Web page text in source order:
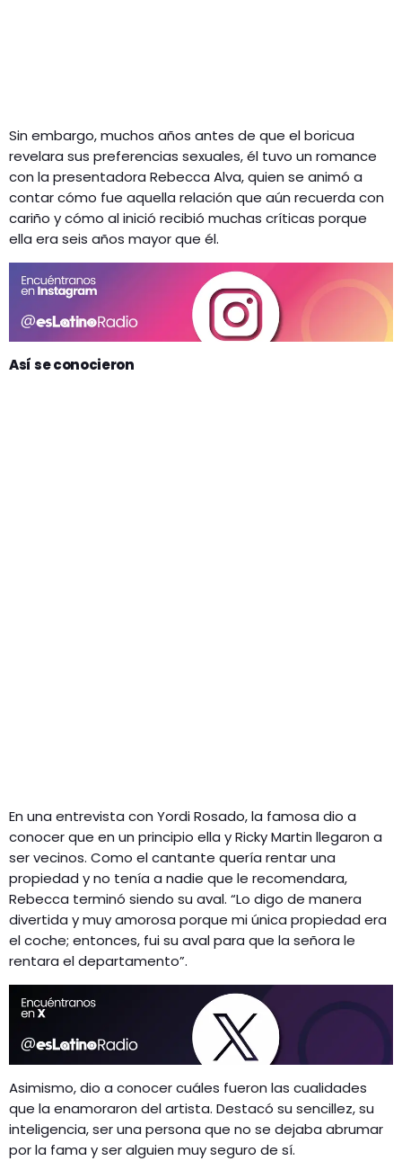
Sin embargo, muchos años antes de que el boricua
revelara sus preferencias sexuales, él tuvo un romance
con la presentadora Rebecca Alva, quien se animó a
contar cómo fue aquella relación que aún recuerda con
cariño y cómo al inició recibió muchas críticas porque
ella era seis años mayor que él.
Así se conocieron
En una entrevista con Yordi Rosado, la famosa dio a
conocer que en un principio ella y Ricky Martin llegaron a
ser vecinos. Como el cantante quería rentar una
propiedad y no tenía a nadie que le recomendara,
Rebecca terminó siendo su aval. “Lo digo de manera
divertida y muy amorosa porque mi única propiedad era
el coche; entonces, fui su aval para que la señora le
rentara el departamento”.
Asimismo, dio a conocer cuáles fueron las cualidades
que la enamoraron del artista. Destacó su sencillez, su
inteligencia, ser una persona que no se dejaba abrumar
por la fama y ser alguien muy seguro de sí.